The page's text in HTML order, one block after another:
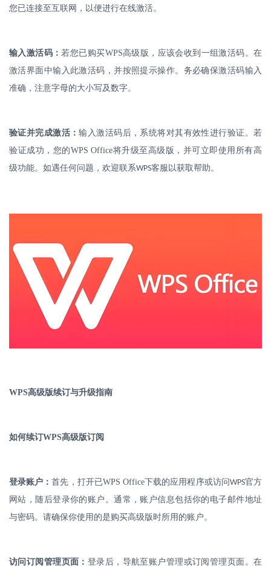
您已连接至互联网，以便进行在线激活。
输入激活码：若您已购买WPS高级版，应该会收到一组激活码。在
激活界面中输入此激活码，并按照提示操作。务必确保激活码输入
准确，注意字母的大小写及数字。
验证并完成激活：输入激活码后，系统将对其有效性进行验证。若
验证成功，您的WPS Office将升级至高级版，并可立即使用所有高
级功能。如遇任何问题，欢迎联系WPS客服以获取帮助。
WPS高级版续订与升级指南
如何续订WPS高级版订阅
登录账户：首先，打开已WPS Office下载的应用程序或访问WPS官方
网站，随后登录你的账户。通常，账户信息包括你的电子邮件地址
与密码。请确保你使用的是购买高级版时所用的账户。
访问订阅管理页面： 登录后，导航至账户管理或订阅管理页面。在